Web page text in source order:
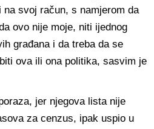
svoj račun, s namjerom da
ovo nije moje, niti ijednog
građana i da treba da se
ova ili ona politika, sasvim je
jer njegova lista nije
za cenzus, ipak uspio u